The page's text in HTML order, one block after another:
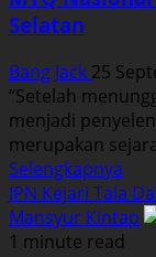
TK/
Selatan
Bang Jack 25
“Setelah
menjadi
merupakan
Selengkapnya
JPN Kejari Tala
Mansyur Kintap
1 minute read